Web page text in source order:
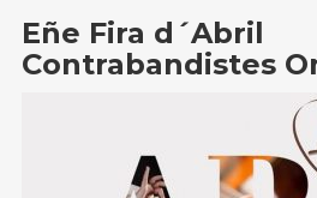
GALERIAS
REPERTORIO EÑE
Eñe Fira d´Abril
Contrabandistes